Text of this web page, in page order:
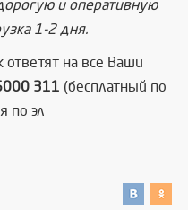
и оперативную
1-2 дня.
на все Ваши
311 (бесплатный по
по эл